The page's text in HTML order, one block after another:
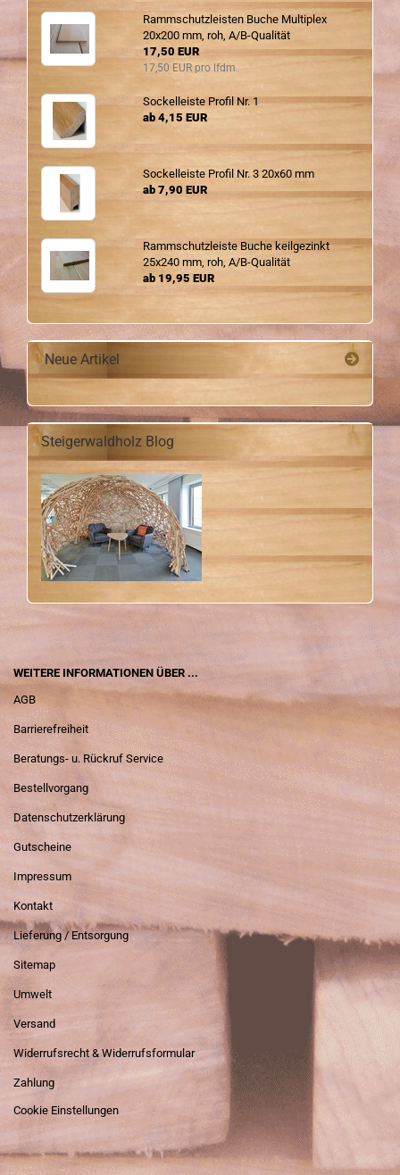
Ramm­schutz­leis­ten Buche Mul­ti­plex
20x200 mm, roh, A/B-​Qualität
17,50 EUR
17,50 EUR pro lfdm
So­ckel­leis­te Pro­fil Nr. 1
ab 4,15 EUR
So­ckel­leis­te Pro­fil Nr. 3 20x60 mm
ab 7,90 EUR
Ramm­schutz­leis­te Buche keil­ge­zinkt
25x240 mm, roh, A/B-​Qualität
ab 19,95 EUR
Neue Artikel
Steigerwaldholz Blog
WEITERE INFORMATIONEN ÜBER ...
AGB
Barrierefreiheit
Beratungs- u. Rückruf Service
Bestellvorgang
Datenschutzerklärung
Gutscheine
Impressum
Kontakt
Lieferung / Entsorgung
Sitemap
Umwelt
Versand
Widerrufsrecht & Widerrufsformular
Zahlung
Cookie Einstellungen